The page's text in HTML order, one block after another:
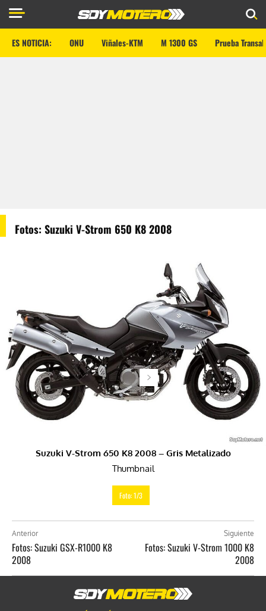
ES NOTICIA: ONU Viñales-KTM M 1300 GS Prueba
Fotos: Suzuki V-Strom 650 K8 2008
Suzuki V-Strom 650 K8 2008 – Gris Metalizado
Thumbnail
Foto: 1/3
Anterior
Fotos: Suzuki GSX-R1000 K8
2008
Siguiente
Fotos: Suzuki V-Strom 1000 K8
2008